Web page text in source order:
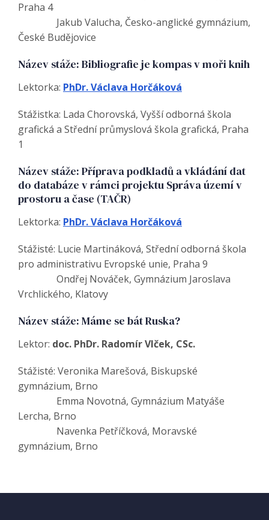
Praha 4
Jakub Valucha, Česko-anglické gymnázium,
České Budějovice
Název stáže: Bibliografie je kompas v moři knih
Lektorka: PhDr. Václava Horčáková
Stážistka: Lada Chorovská, Vyšší odborná škola
grafická a Střední průmyslová škola grafická, Praha
1
Název stáže: Příprava podkladů a vkládání dat
do databáze v rámci projektu Správa území v
prostoru a čase (TAČR)
Lektorka: PhDr. Václava Horčáková
Stážisté: Lucie Martináková, Střední odborná škola
pro administrativu Evropské unie, Praha 9
Ondřej Nováček, Gymnázium Jaroslava
Vrchlického, Klatovy
Název stáže: Máme se bát Ruska?
Lektor: doc. PhDr. Radomír Vlček, CSc.
Stážisté: Veronika Marešová, Biskupské
gymnázium, Brno
Emma Novotná, Gymnázium Matyáše
Lercha, Brno
Navenka Petříčková, Moravské
gymnázium, Brno